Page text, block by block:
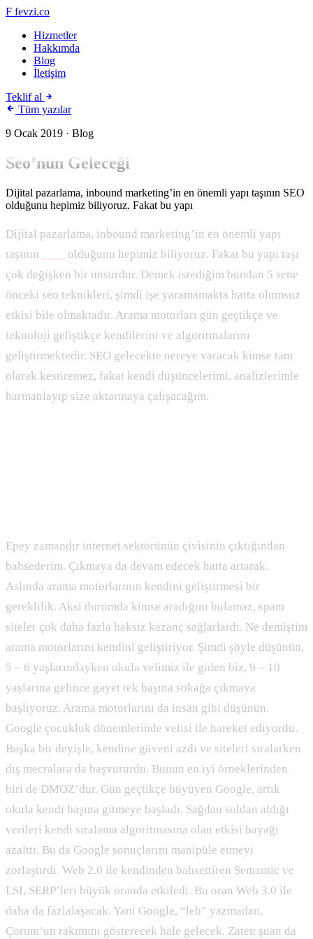
F fevzi.co
Hizmetler
Hakkımda
Blog
İletişim
Teklif al
Tüm yazılar
9 Ocak 2019 · Blog
Seo’nun Geleceği
Dijital pazarlama, inbound marketing’in en önemli yapı taşının SEO
olduğunu hepimiz biliyoruz. Fakat bu yapı
Dijital pazarlama, inbound marketing’in en önemli yapı
taşının
olduğunu hepimiz biliyoruz. Fakat bu yapı taşı
çok değişken bir unsurdur. Demek istediğim bundan 5 sene
önceki seo teknikleri, şimdi işe yaramamakta hatta olumsuz
etkisi bile olmaktadır. Arama motorları gün geçtikçe ve
teknoloji geliştikçe kendilerini ve algoritmalarını
geliştirmektedir. SEO gelecekte nereye varacak kimse tam
olarak kestiremez, fakat kendi düşüncelerimi, analizlerimle
harmanlayıp size aktarmaya çalışacağım.
Epey zamandır internet sektörünün çivisinin çıktığından
bahsederim. Çıkmaya da devam edecek hatta artarak.
Aslında arama motorlarının kendini geliştirmesi bir
gereklilik. Aksi durumda kimse aradığını bulamaz, spam
siteler çok daha fazla haksız kazanç sağlarlardı. Ne demiştim
arama motorlarını kendini geliştiriyor. Şimdi şöyle düşünün,
5 – 6 yaşlarındayken okula velimiz ile giden biz, 9 – 10
yaşlarına gelince gayet tek başına sokağa çıkmaya
başlıyoruz. Arama motorlarını da insan gibi düşünün.
Google çocukluk dönemlerinde velisi ile hareket ediyordu.
Başka bir deyişle, kendine güveni azdı ve siteleri sıralarken
dış mecralara da başvururdu. Bunun en iyi örneklerinden
biri de DMOZ’dur. Gün geçtikçe büyüyen Google, artık
okula kendi başına gitmeye başladı. Sağdan soldan aldığı
verileri kendi sıralama algoritmasına olan etkisi bayağı
azalttı. Bu da Google sonuçlarını manipüle etmeyi
zorlaştırdı. Web 2.0 ile kendinden bahsettiren Semantic ve
LSI, SERP’leri büyük oranda etkiledi. Bu oran Web 3.0 ile
daha da fazlalaşacak. Yani Google, “leb” yazmadan,
Çorum’un rakımını gösterecek hale gelecek. Zaten şuan da